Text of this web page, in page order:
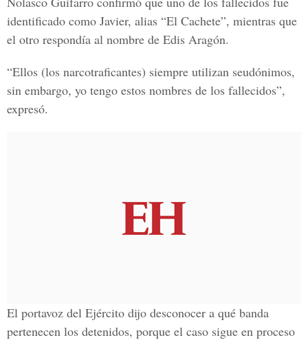
identificado como Javier, alias “El Cachete”, mientras que
el otro respondía al nombre de Edis Aragón.
“Ellos (los narcotraficantes) siempre utilizan seudónimos,
sin embargo, yo tengo estos nombres de los fallecidos”,
expresó.
El portavoz del Ejército dijo desconocer a qué banda
pertenecen los detenidos, porque el caso sigue en proceso